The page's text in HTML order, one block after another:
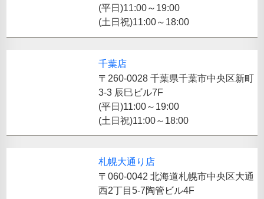
(平日)11:00～19:00
(土日祝)11:00～18:00
千葉店
〒260-0028 千葉県千葉市中央区新町
3-3 辰巳ビル7F
(平日)11:00～19:00
(土日祝)11:00～18:00
札幌大通り店
〒060-0042 北海道札幌市中央区大通
西2丁目5-7陶管ビル4F